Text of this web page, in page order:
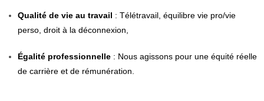
Qualité de vie au travail : Télétravail, équilibre vie pro/vie
perso, droit à la déconnexion,
Égalité professionnelle : Nous agissons pour une équité réelle
de carrière et de rémunération.